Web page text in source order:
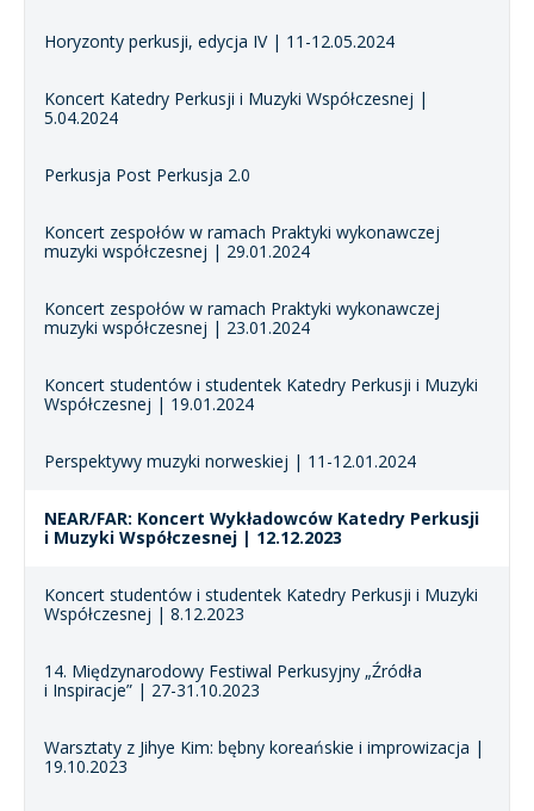
Horyzonty perkusji, edycja IV | 11-12.05.2024
Koncert Katedry Perkusji i Muzyki Współczesnej |
5.04.2024
Perkusja Post Perkusja 2.0
Koncert zespołów w ramach Praktyki wykonawczej
muzyki współczesnej | 29.01.2024
Koncert zespołów w ramach Praktyki wykonawczej
muzyki współczesnej | 23.01.2024
Koncert studentów i studentek Katedry Perkusji i Muzyki
Współczesnej | 19.01.2024
Perspektywy muzyki norweskiej | 11-12.01.2024
NEAR/FAR: Koncert Wykładowców Katedry Perkusji
i Muzyki Współczesnej | 12.12.2023
Koncert studentów i studentek Katedry Perkusji i Muzyki
Współczesnej | 8.12.2023
14. Międzynarodowy Festiwal Perkusyjny „Źródła
i Inspiracje” | 27-31.10.2023
Warsztaty z Jihye Kim: bębny koreańskie i improwizacja |
19.10.2023